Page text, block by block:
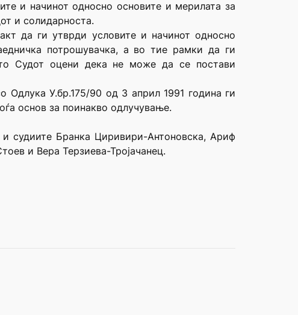
и начинот односно основите и мерилата за
и солидарноста.
да ги утврди условите и начинот односно
потрошувачка, а во тие рамки да ги
Судот оцени дека не може да се постави
У.бр.175/90 од 3 април 1991 година ги
основ за поинакво одлучување.
судиите Бранка Циривири-Антоновска, Ариф
и Вера Терзиева-Тројачанец.